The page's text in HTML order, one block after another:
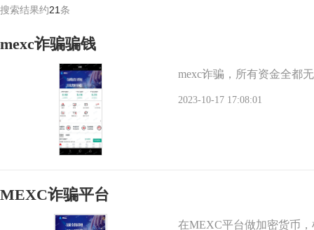
搜索结果约21条
mexc诈骗骗钱
mexc诈骗，所有资金全都
2023-10-17 17:08:01
MEXC诈骗平台
在MEXC平台做加密货币